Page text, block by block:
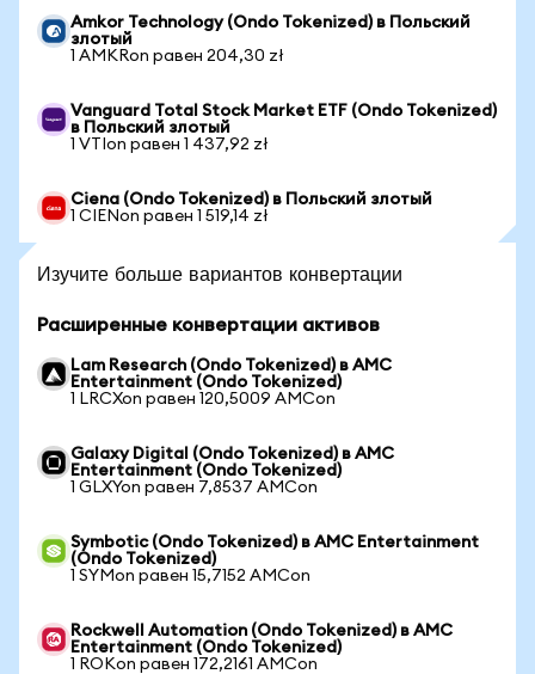
Amkor Technology (Ondo Tokenized) в Польский
злотый
1 AMKRon равен 204,30 zł
Vanguard Total Stock Market ETF (Ondo Tokenized)
в Польский злотый
1 VTIon равен 1 437,92 zł
Ciena (Ondo Tokenized) в Польский злотый
1 CIENon равен 1 519,14 zł
Изучите больше вариантов конвертации
Расширенные конвертации активов
Lam Research (Ondo Tokenized) в AMC
Entertainment (Ondo Tokenized)
1 LRCXon равен 120,5009 AMCon
Galaxy Digital (Ondo Tokenized) в AMC
Entertainment (Ondo Tokenized)
1 GLXYon равен 7,8537 AMCon
Symbotic (Ondo Tokenized) в AMC Entertainment
(Ondo Tokenized)
1 SYMon равен 15,7152 AMCon
Rockwell Automation (Ondo Tokenized) в AMC
Entertainment (Ondo Tokenized)
1 ROKon равен 172,2161 AMCon